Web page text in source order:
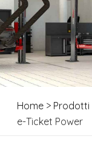
Home > Prodotti
e-Ticket Power